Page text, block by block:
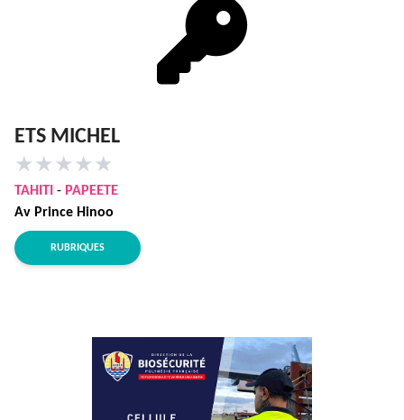
ETS MICHEL
★ ★ ★ ★ ★
TAHITI - PAPEETE
Av Prince Hinoo
RUBRIQUES